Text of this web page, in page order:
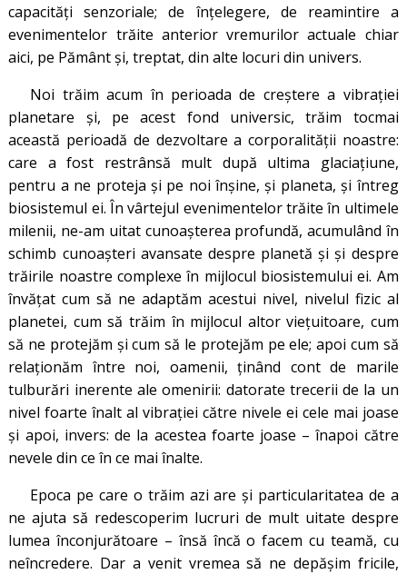
capacităţi senzoriale; de înţelegere, de reamintire a
evenimentelor trăite anterior vremurilor actuale chiar
aici, pe Pământ şi, treptat, din alte locuri din univers.
Noi trăim acum în perioada de creştere a vibraţiei
planetare şi, pe acest fond universic, trăim tocmai
această perioadă de dezvoltare a corporalităţii noastre:
care a fost restrânsă mult după ultima glaciaţiune,
pentru a ne proteja şi pe noi înşine, şi planeta, şi întreg
biosistemul ei. În vârtejul evenimentelor trăite în ultimele
milenii, ne-am uitat cunoaşterea profundă, acumulând în
schimb cunoaşteri avansate despre planetă şi și despre
trăirile noastre complexe în mijlocul biosistemului ei. Am
învățat cum să ne adaptăm acestui nivel, nivelul fizic al
planetei, cum să trăim în mijlocul altor vieţuitoare, cum
să ne protejăm și cum să le protejăm pe ele; apoi cum să
relaţionăm între noi, oamenii, ţinând cont de marile
tulburări inerente ale omenirii: datorate trecerii de la un
nivel foarte înalt al vibraţiei către nivele ei cele mai joase
și apoi, invers: de la acestea foarte joase – înapoi către
nevele din ce în ce mai înalte.
Epoca pe care o trăim azi are şi particularitatea de a
ne ajuta să redescoperim lucruri de mult uitate despre
lumea înconjurătoare – însă încă o facem cu teamă, cu
neîncredere. Dar a venit vremea să ne depășim fricile,